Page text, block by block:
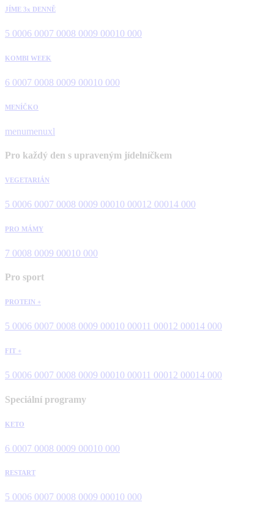
JÍME 3x DENNĚ
5 0006 0007 0008 0009 00010 000
KOMBI WEEK
6 0007 0008 0009 00010 000
MENÍČKO
menumenuxl
Pro každý den s upraveným jídelníčkem
VEGETARIÁN
5 0006 0007 0008 0009 00010 00012 00014 000
PRO MÁMY
7 0008 0009 00010 000
Pro sport
PROTEIN +
5 0006 0007 0008 0009 00010 00011 00012 00014 000
FIT +
5 0006 0007 0008 0009 00010 00011 00012 00014 000
Speciální programy
KETO
6 0007 0008 0009 00010 000
RESTART
5 0006 0007 0008 0009 00010 000